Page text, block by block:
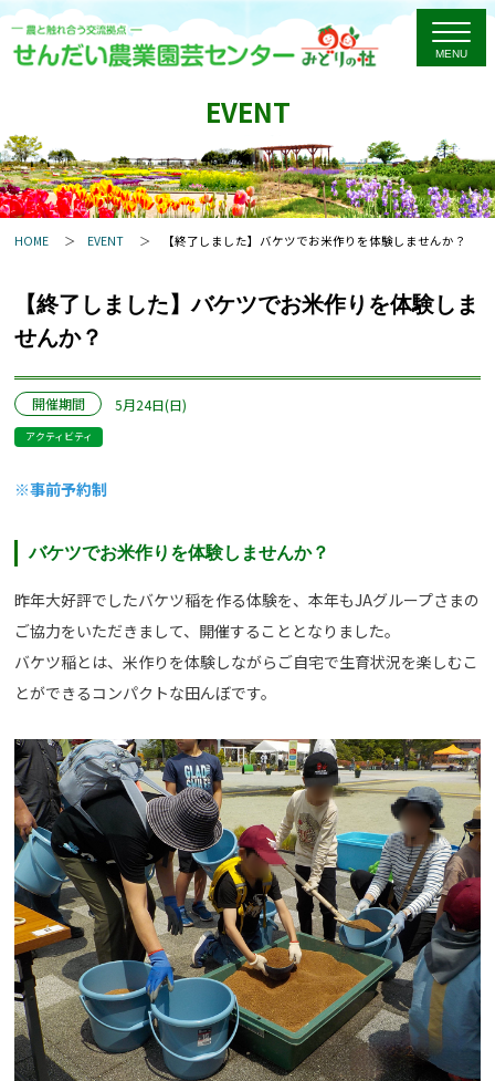
EVENT
HOME EVENT 【終了しました】バケツでお米作りを体験しませんか？
【終了しました】バケツでお米作りを体験しま
せんか？
開催期間 5月24日(日)
アクティビティ
※事前予約制
バケツでお米作りを体験しませんか？
昨年大好評でしたバケツ稲を作る体験を、本年もJAグループさまの
ご協力をいただきまして、開催することとなりました。
バケツ稲とは、米作りを体験しながらご自宅で生育状況を楽しむこ
とができるコンパクトな田んぼです。